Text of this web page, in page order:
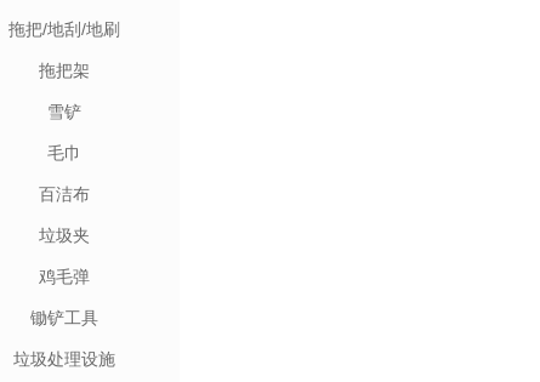
拖把/地刮/地刷
拖把架
雪铲
毛巾
百洁布
垃圾夹
鸡毛弹
锄铲工具
垃圾处理设施